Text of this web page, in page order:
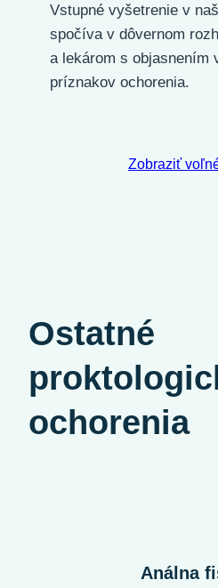
Vstupné vyšetrenie v
spočíva v dôvernom
a lekárom s objasnením
príznakov ochorenia.
Zobraziť
Ostatné
ochorenia
Análna